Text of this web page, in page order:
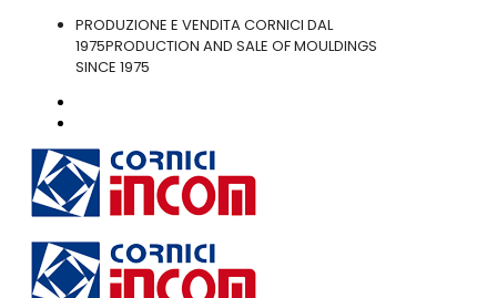
PRODUZIONE E VENDITA CORNICI DAL
1975PRODUCTION AND SALE OF MOULDINGS
SINCE 1975